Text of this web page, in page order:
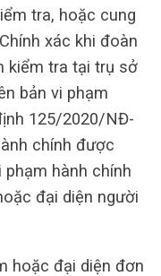
tra, hoặc cung
xác khi đoàn
kiểm tra tại trụ sở
bản vi phạm
125/2020/NĐ-
chính được
hành chính
đại diện người
hoặc đại diện đơn